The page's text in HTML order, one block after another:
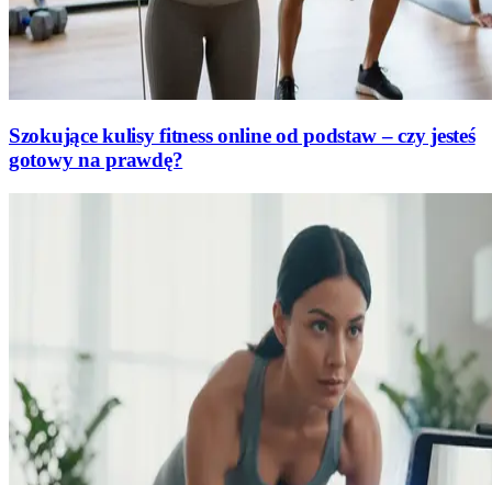
Szokujące kulisy fitness online od podstaw – czy jesteś
gotowy na prawdę?